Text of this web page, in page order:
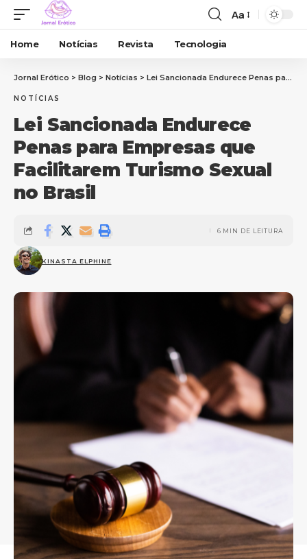
Aa
Home Notícias Revista Tecnologia
Jornal Erótico > Blog > Notícias > Lei Sancionada Endurece Penas para Empresas que Facilitarem Turismo Sexual no Brasil
NOTÍCIAS
Lei Sancionada Endurece
Penas para Empresas que
Facilitarem Turismo Sexual
no Brasil
KINASTA ELPHINE
6 MIN DE LEITURA